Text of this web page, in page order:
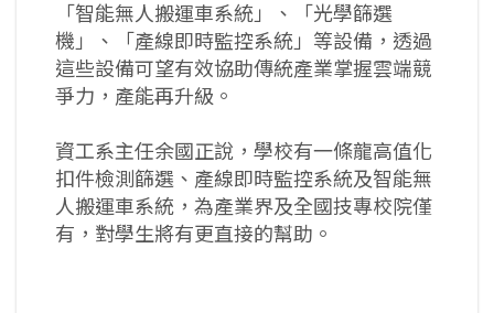
「智能無人搬運車系統」、「光學篩選
機」、「產線即時監控系統」等設備，透過
這些設備可望有效協助傳統產業掌握雲端競
爭力，產能再升級。
資工系主任余國正說，學校有一條龍高值化
扣件檢測篩選、產線即時監控系統及智能無
人搬運車系統，為產業界及全國技專校院僅
有，對學生將有更直接的幫助。